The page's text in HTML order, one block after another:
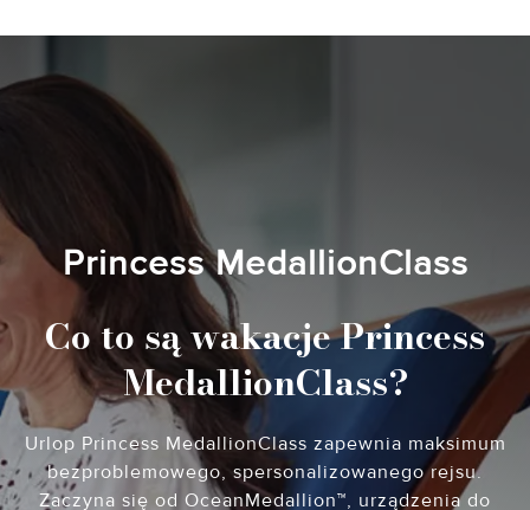
Princess MedallionClass
Co to są wakacje Princess
MedallionClass?
Urlop Princess MedallionClass zapewnia maksimum
bezproblemowego, spersonalizowanego rejsu.
Zaczyna się od OceanMedallion™, urządzenia do